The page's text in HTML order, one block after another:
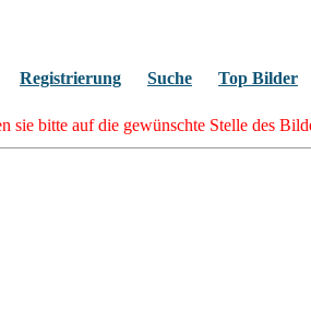
Registrierung Suche Top Bilder
sie bitte auf die gewünschte Stelle des